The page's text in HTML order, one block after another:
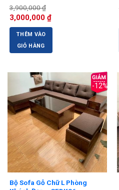
3,900,000₫
Giá
gốc
là:
3,900,000 ₫.
3,000,000 ₫Giá
hiện
tại
THÊM VÀO
GIỎ HÀNG
-12%
Bộ Sofa Gỗ Chữ L Phòng